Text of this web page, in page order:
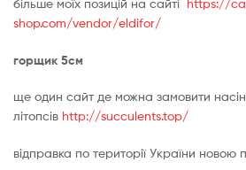
shop.com/vendor/eldifor/
горщик 5см
ще один сайт де можна замовити
літопсів http://succulents.top/
відправка по території України новою